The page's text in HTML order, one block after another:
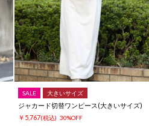
SALE 大きいサイズ
ジャカード切替ワンピース(大きいサイズ)
￥5,767(税込) 30%OFF